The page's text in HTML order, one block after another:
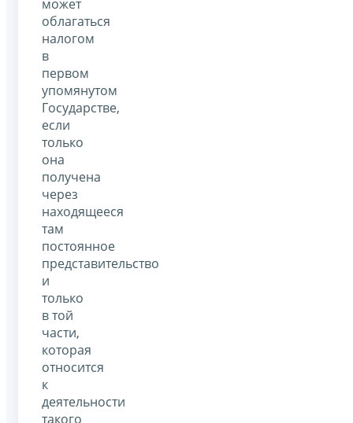
может
облагаться
налогом
в
первом
упомянутом
Государстве,
если
только
она
получена
через
находящееся
там
постоянное
представительство
и
только
в той
части,
которая
относится
к
деятельности
такого